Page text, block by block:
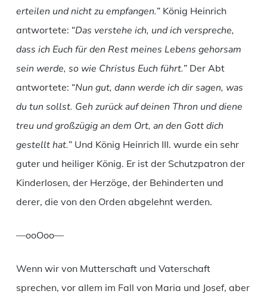
erteilen und nicht zu empfangen.” König Heinrich
antwortete: “Das verstehe ich, und ich verspreche,
dass ich Euch für den Rest meines Lebens gehorsam
sein werde, so wie Christus Euch führt.” Der Abt
antwortete: “Nun gut, dann werde ich dir sagen, was
du tun sollst. Geh zurück auf deinen Thron und diene
treu und großzügig an dem Ort, an den Gott dich
gestellt hat.” Und König Heinrich III. wurde ein sehr
guter und heiliger König. Er ist der Schutzpatron der
Kinderlosen, der Herzöge, der Behinderten und
derer, die von den Orden abgelehnt werden.
—ooOoo—
Wenn wir von Mutterschaft und Vaterschaft
sprechen, vor allem im Fall von Maria und Josef, aber